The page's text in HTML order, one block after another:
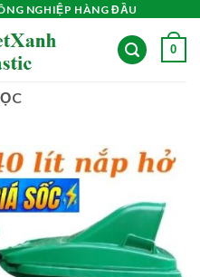
NGHIỆP HÀNG ĐẦU
0